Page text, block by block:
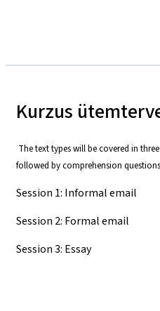
Kurzus
The text types will be covered in
followed by comprehension
Session 1: Informal email
Session 2: Formal email
Session 3: Essay